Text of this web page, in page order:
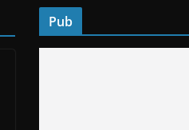
Pub